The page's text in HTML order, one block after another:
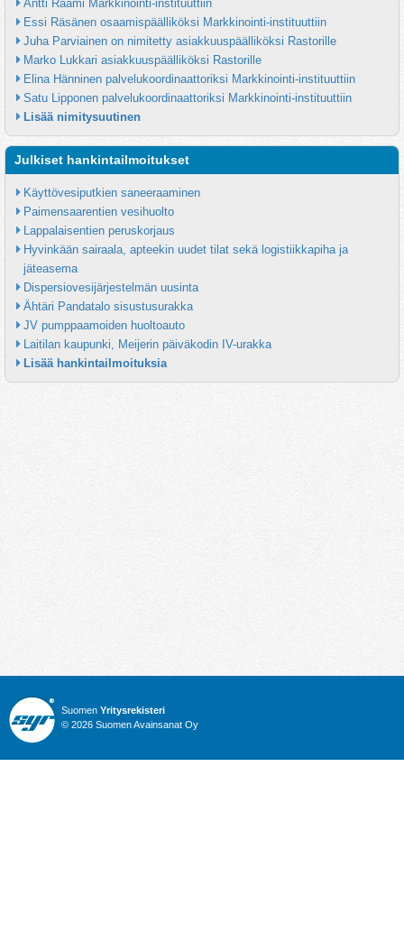
Antti Raami Markkinointi-instituuttiin
Essi Räsänen osaamispäälliköksi Markkinointi-instituuttiin
Juha Parviainen on nimitetty asiakkuuspäälliköksi Rastorille
Marko Lukkari asiakkuuspäälliköksi Rastorille
Elina Hänninen palvelukoordinaattoriksi Markkinointi-instituuttiin
Satu Lipponen palvelukoordinaattoriksi Markkinointi-instituuttiin
Lisää nimitysuutinen
Julkiset hankintailmoitukset
Käyttövesiputkien saneeraaminen
Paimensaarentien vesihuolto
Lappalaisentien peruskorjaus
Hyvinkään sairaala, apteekin uudet tilat sekä logistiikkapiha ja
jäteasema
Dispersiovesijärjestelmän uusinta
Ähtäri Pandatalo sisustusurakka
JV pumppaamoiden huoltoauto
Laitilan kaupunki, Meijerin päiväkodin IV-urakka
Lisää hankintailmoituksia
Suomen Yritysrekisteri
© 2026 Suomen Avainsanat Oy